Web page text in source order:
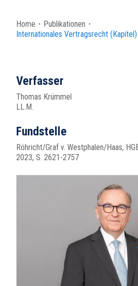
Home ・ Publikationen ・
Internationales Vertragsrecht (Kapitel)
Verfasser
Thomas Krümmel
LL.M.
Fundstelle
Röhricht/Graf v. Westphalen/Haas,
2023, S. 2621-2757